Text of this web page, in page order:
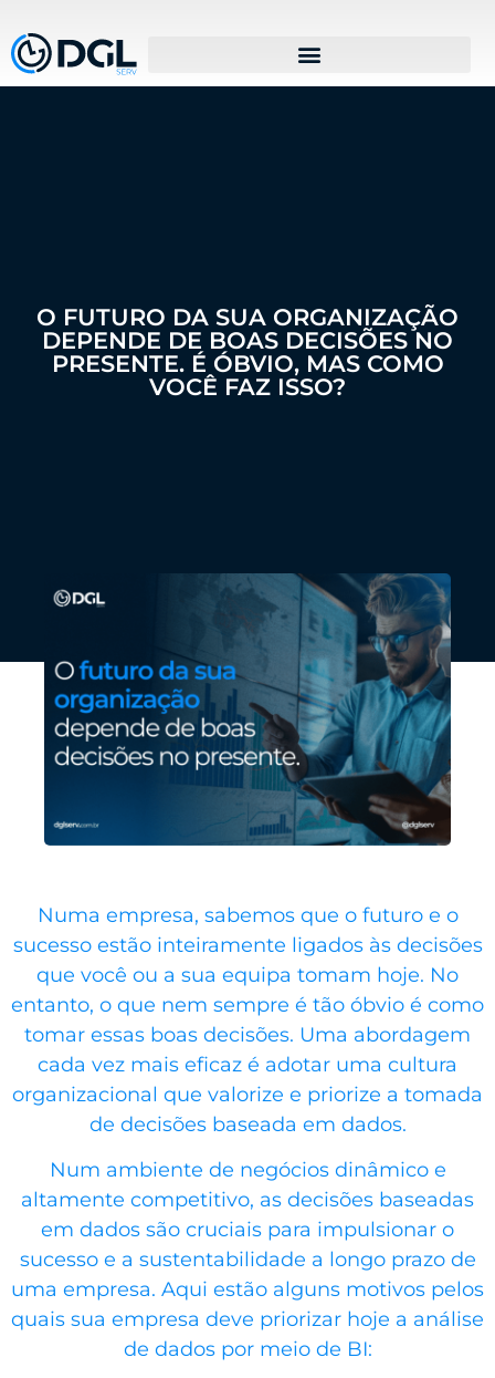
O FUTURO DA SUA ORGANIZAÇÃO
DEPENDE DE BOAS DECISÕES NO
PRESENTE. É ÓBVIO, MAS COMO
VOCÊ FAZ ISSO?
Numa empresa, sabemos que o futuro e o
sucesso estão inteiramente ligados às decisões
que você ou a sua equipa tomam hoje. No
entanto, o que nem sempre é tão óbvio é como
tomar essas boas decisões. Uma abordagem
cada vez mais eficaz é adotar uma cultura
organizacional que valorize e priorize a tomada
de decisões baseada em dados.
Num ambiente de negócios dinâmico e
altamente competitivo, as decisões baseadas
em dados são cruciais para impulsionar o
sucesso e a sustentabilidade a longo prazo de
uma empresa. Aqui estão alguns motivos pelos
quais sua empresa deve priorizar hoje a análise
de dados por meio de BI: